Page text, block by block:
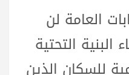
العامة لن
البنية التحتية
للسكان الذين